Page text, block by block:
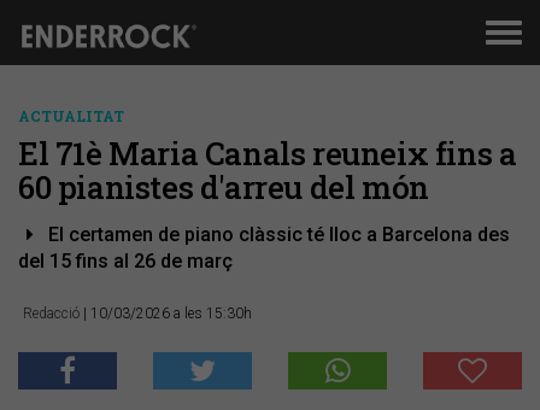
ACTUALITAT
El 71è Maria Canals reuneix fins a
60 pianistes d'arreu del món
El certamen de piano clàssic té lloc a Barcelona des
del 15 fins al 26 de març
Redacció | 10/03/2026 a les 15:30h